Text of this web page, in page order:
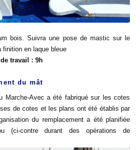
bois. Suivra une pose de mastic sur le
en laque bleue
travail : 9h
du mât
Marche-Avec a été fabriqué sur les cotes
de cotes et les plans ont été établis par
du remplacement a été planifiée
(ci-contre durant des opérations de